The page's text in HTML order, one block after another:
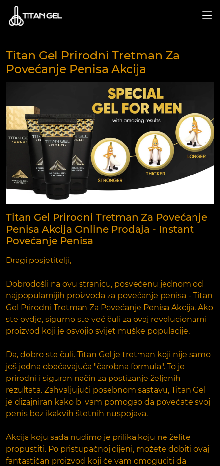
Titan Gel Prirodni Tretman Za
Povećanje Penisa Akcija
Titan Gel Prirodni Tretman Za Povećanje
Penisa Akcija Online Prodaja - Instant
Povećanje Penisa
Dragi posjetitelji,
Dobrodošli na ovu stranicu, posvećenu jednom od
najpopularnijih proizvoda za povećanje penisa - Titan
Gel Prirodni Tretman Za Povećanje Penisa Akcija. Ako
ste ovdje, sigurno ste već čuli za ovaj revolucionarni
proizvod koji je osvojio svijet muške populacije.
Da, dobro ste čuli. Titan Gel je tretman koji nije samo
još jedna obećavajuća "čarobna formula". To je
prirodni i siguran način za postizanje željenih
rezultata. Zahvaljujući posebnom sastavu, Titan Gel
je dizajniran kako bi vam pomogao da povećate svoj
penis bez ikakvih štetnih nuspojava.
Akcija koju sada nudimo je prilika koju ne želite
propustiti. Po pristupačnoj cijeni, možete dobiti ovaj
fantastičan proizvod koji će vam omogućiti da